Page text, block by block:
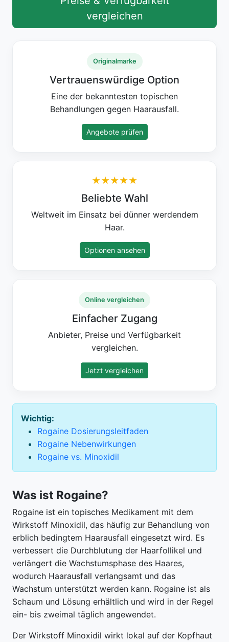
vergleichen
Originalmarke
Vertrauenswürdige Option
Eine der bekanntesten topischen
Behandlungen gegen Haarausfall.
Angebote prüfen
★★★★★
Beliebte Wahl
Weltweit im Einsatz bei dünner werdendem
Haar.
Optionen ansehen
Online vergleichen
Einfacher Zugang
Anbieter, Preise und Verfügbarkeit
vergleichen.
Jetzt vergleichen
Wichtig:
Rogaine Dosierungsleitfaden
Rogaine Nebenwirkungen
Rogaine vs. Minoxidil
Was ist Rogaine?
Rogaine ist ein topisches Medikament mit dem
Wirkstoff Minoxidil, das häufig zur Behandlung von
erblich bedingtem Haarausfall eingesetzt wird. Es
verbessert die Durchblutung der Haarfollikel und
verlängert die Wachstumsphase des Haares,
wodurch Haarausfall verlangsamt und das
Wachstum unterstützt werden kann. Rogaine ist als
Schaum und Lösung erhältlich und wird in der Regel
ein- bis zweimal täglich angewendet.
Der Wirkstoff Minoxidil wirkt lokal auf der Kopfhaut